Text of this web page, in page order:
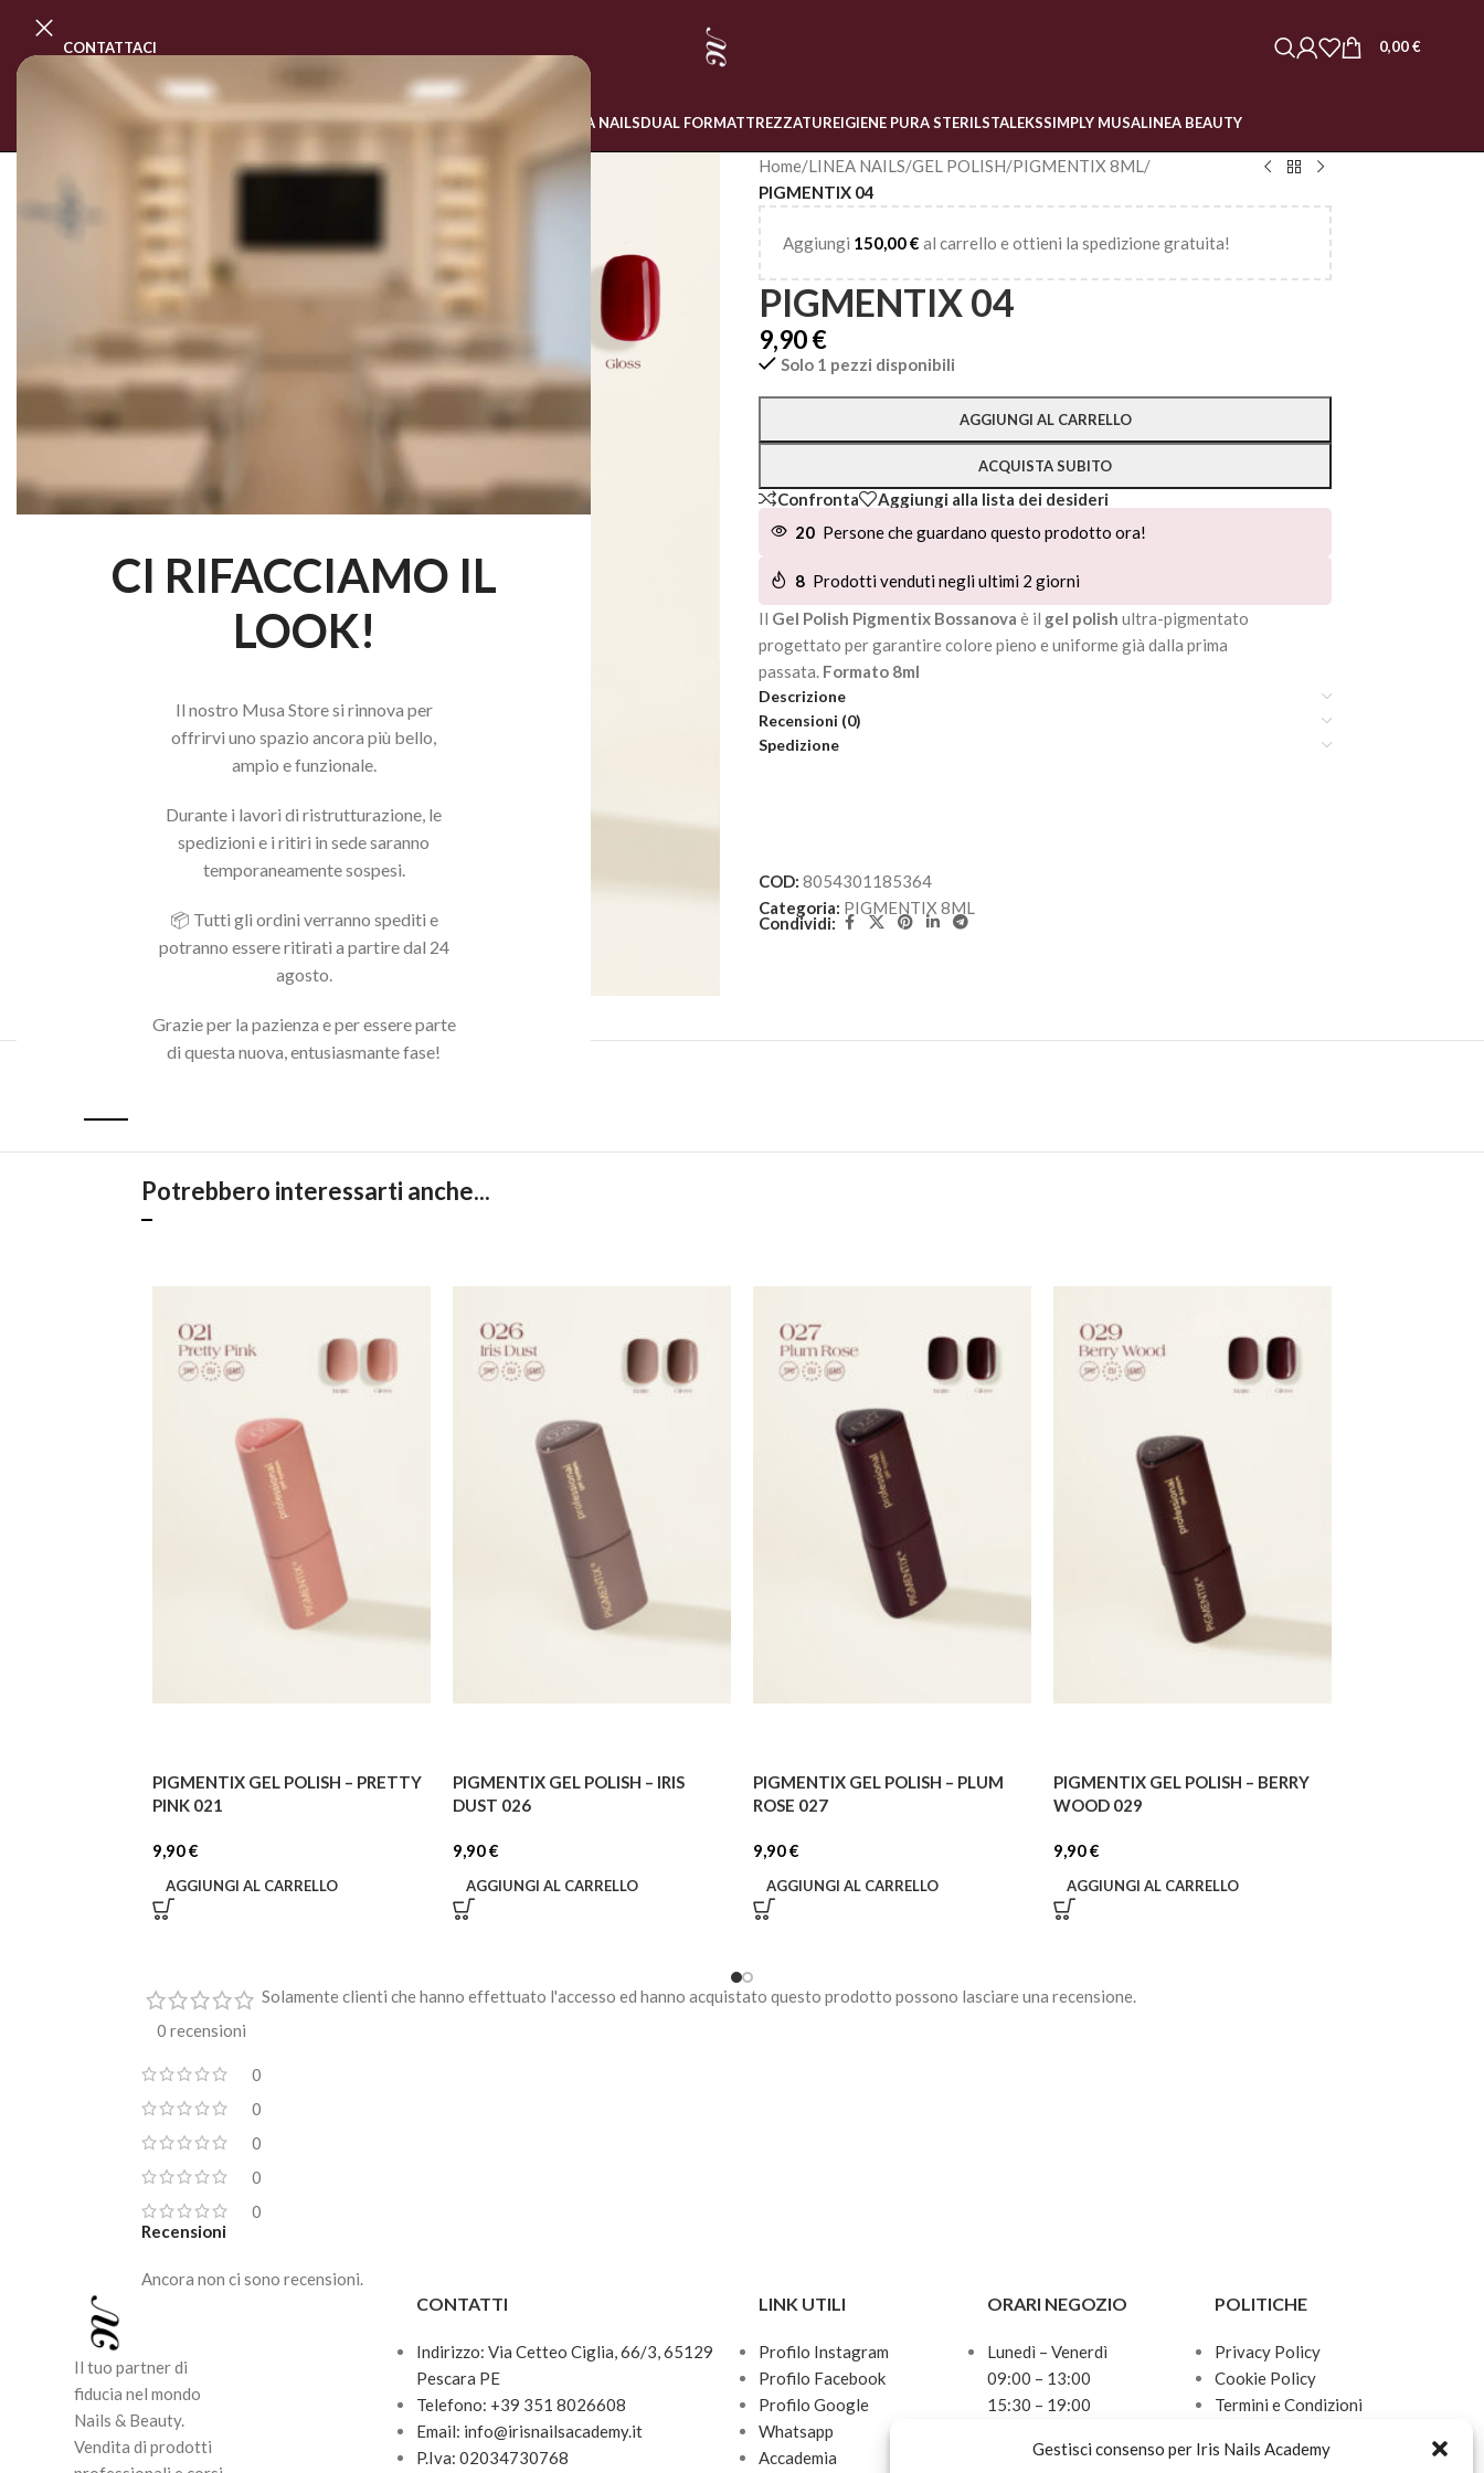
CI RIFACCIAMO IL
LOOK!
Il nostro Musa Store si rinnova per
offrirvi uno spazio ancora più bello,
ampio e funzionale.
Durante i lavori di ristrutturazione, le
spedizioni e i ritiri in sede saranno
temporaneamente sospesi.
📦 Tutti gli ordini verranno spediti e
potranno essere ritirati a partire dal 24
agosto.
Grazie per la pazienza e per essere parte
di questa nuova, entusiasmante fase!
Gestisci consenso per Iris Nails Academy
CONTATTACI 0,00€
PROGRAMMA MASTER CLASSCORSI ONLINE LINEA NAILSDUAL FORMATTREZZATUREIGIENE PURA STERILSTALEKSSIMPLY MUSALINEA BEAUTY
Home/LINEA NAILS/GEL POLISH/PIGMENTIX 8ML/
PIGMENTIX 04
Aggiungi 150,00€ al carrello e ottieni la spedizione gratuita!
PIGMENTIX 04
9,90€
Solo 1 pezzi disponibili
AGGIUNGI AL CARRELLO
ACQUISTA SUBITO
Confronta
Aggiungi alla lista dei desideri
20 Persone che guardano questo prodotto ora!
8 Prodotti venduti negli ultimi 2 giorni
Il Gel Polish Pigmentix Bossanova è il gel polish ultra-pigmentato
progettato per garantire colore pieno e uniforme già dalla prima
passata. Formato 8ml
Descrizione
Recensioni (0)
Spedizione
COD: 8054301185364
Categoria: PIGMENTIX 8ML
Condividi:
Potrebbero interessarti anche...
PIGMENTIX GEL POLISH – PRETTY
PINK 021
9,90€
AGGIUNGI AL CARRELLO
PIGMENTIX GEL POLISH – IRIS
DUST 026
9,90€
AGGIUNGI AL CARRELLO
PIGMENTIX GEL POLISH – PLUM
ROSE 027
9,90€
AGGIUNGI AL CARRELLO
PIGMENTIX GEL POLISH – BERRY
WOOD 029
9,90€
AGGIUNGI AL CARRELLO
0 recensioni
0
0
0
0
0
Recensioni
Ancora non ci sono recensioni.
Solamente clienti che hanno effettuato l'accesso ed hanno acquistato questo prodotto possono lasciare una recensione.
Il tuo partner di
fiducia nel mondo
Nails & Beauty.
Vendita di prodotti
CONTATTI
Indirizzo: Via Cetteo Ciglia, 66/3, 65129
Pescara PE
Telefono: +39 351 8026608
Email: info@irisnailsacademy.it
P.Iva: 02034730768
LINK UTILI
Profilo Instagram
Profilo Facebook
Profilo Google
Whatsapp
Accademia
ORARI NEGOZIO
Lunedì – Venerdì
09:00 – 13:00
15:30 – 19:00
10:00 – 13:00
POLITICHE
Privacy Policy
Cookie Policy
Termini e Condizioni